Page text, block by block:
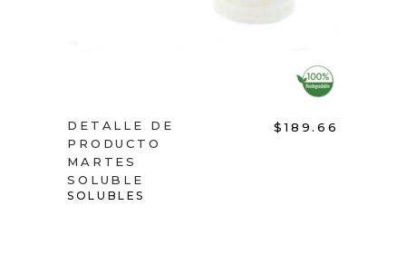
DETALLE DE
PRODUCTO
MARTES
SOLUBLE
$189.66
SOLUBLES